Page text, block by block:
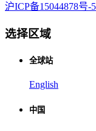
沪ICP备15044878号-5
选择区域
全球站
English
中国